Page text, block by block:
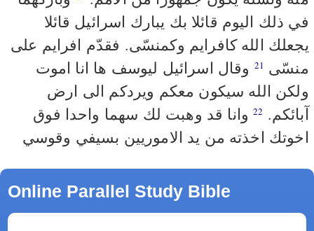
في ذلك اليوم قائلا بك يبارك اسرائيل قائلا
يجعلك الله كافرايم وكمنسّى. فقدّم افرايم على
منسّى 21 وقال اسرائيل ليوسف ها انا اموت
ولكن الله سيكون معكم ويردكم الى ارض
آبائكم. 22وانا قد وهبت لك سهما واحدا فوق
اخوتك اخذته من يد الاموريين بسيفي وقوسي
Online Parallel Study Bible